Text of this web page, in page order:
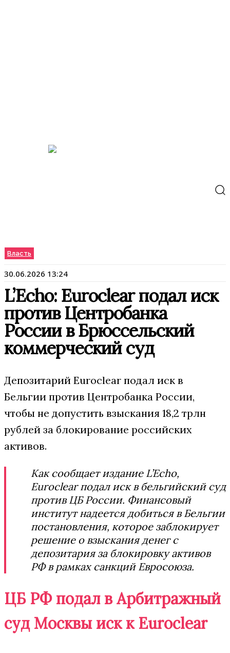
Власть
30.06.2026 13:24
L’Echo: Euroclear подал иск
против Центробанка
России в Брюссельский
коммерческий суд
Депозитарий Euroclear подал иск в
Бельгии против Центробанка России,
чтобы не допустить взыскания 18,2 трлн
рублей за блокирование российских
активов.
Как сообщает издание L’Echo,
Euroclear подал иск в бельгийский суд
против ЦБ России. Финансовый
институт надеется добиться в Бельгии
постановления, которое заблокирует
решение о взыскания денег с
депозитария за блокировку активов
РФ в рамках санкций Евросоюза.
ЦБ РФ подал в Арбитражный
суд Москвы иск к Euroclear